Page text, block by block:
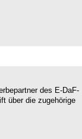
des E-DaF-
über die zugehörige